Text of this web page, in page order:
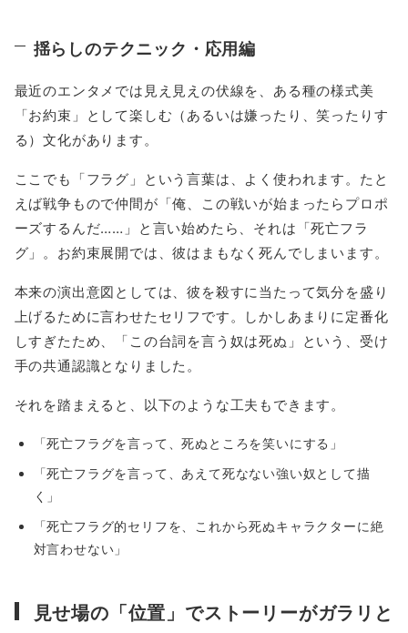
揺らしのテクニック・応用編
最近のエンタメでは見え見えの伏線を、ある種の様式美
「お約束」として楽しむ（あるいは嫌ったり、笑ったりす
る）文化があります。
ここでも「フラグ」という言葉は、よく使われます。たと
えば戦争もので仲間が「俺、この戦いが始まったらプロポ
ーズするんだ……」と言い始めたら、それは「死亡フラ
グ」。お約束展開では、彼はまもなく死んでしまいます。
本来の演出意図としては、彼を殺すに当たって気分を盛り
上げるために言わせたセリフです。しかしあまりに定番化
しすぎたため、「この台詞を言う奴は死ぬ」という、受け
手の共通認識となりました。
それを踏まえると、以下のような工夫もできます。
「死亡フラグを言って、死ぬところを笑いにする」
「死亡フラグを言って、あえて死なない強い奴として描
く」
「死亡フラグ的セリフを、これから死ぬキャラクターに絶
対言わせない」
見せ場の「位置」でストーリーがガラリと